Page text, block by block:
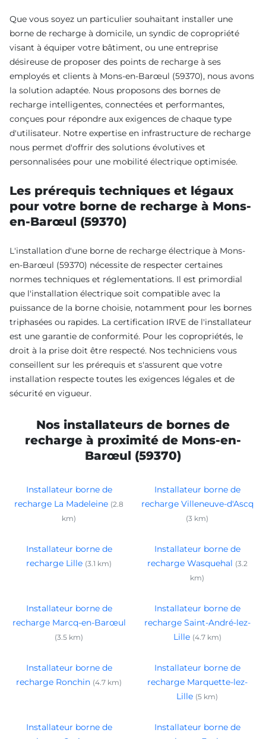
Que vous soyez un particulier souhaitant installer une
borne de recharge à domicile, un syndic de copropriété
visant à équiper votre bâtiment, ou une entreprise
désireuse de proposer des points de recharge à ses
employés et clients à Mons-en-Barœul (59370), nous avons
la solution adaptée. Nous proposons des bornes de
recharge intelligentes, connectées et performantes,
conçues pour répondre aux exigences de chaque type
d'utilisateur. Notre expertise en infrastructure de recharge
nous permet d'offrir des solutions évolutives et
personnalisées pour une mobilité électrique optimisée.
Les prérequis techniques et légaux
pour votre borne de recharge à Mons-
en-Barœul (59370)
L'installation d'une borne de recharge électrique à Mons-
en-Barœul (59370) nécessite de respecter certaines
normes techniques et réglementations. Il est primordial
que l'installation électrique soit compatible avec la
puissance de la borne choisie, notamment pour les bornes
triphasées ou rapides. La certification IRVE de l'installateur
est une garantie de conformité. Pour les copropriétés, le
droit à la prise doit être respecté. Nos techniciens vous
conseillent sur les prérequis et s'assurent que votre
installation respecte toutes les exigences légales et de
sécurité en vigueur.
Nos installateurs de bornes de
recharge à proximité de Mons-en-
Barœul (59370)
Installateur borne de
recharge La Madeleine (2.8
km)
Installateur borne de
recharge Villeneuve-d'Ascq
(3 km)
Installateur borne de
recharge Lille (3.1 km)
Installateur borne de
recharge Wasquehal (3.2
km)
Installateur borne de
recharge Marcq-en-Barœul
(3.5 km)
Installateur borne de
recharge Saint-André-lez-
Lille (4.7 km)
Installateur borne de
recharge Ronchin (4.7 km)
Installateur borne de
recharge Marquette-lez-
Lille (5 km)
Installateur borne de
Installateur borne de